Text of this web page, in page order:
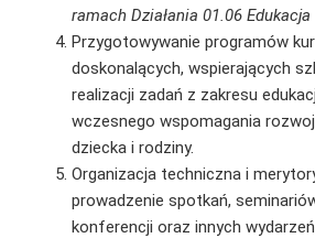
ramach Działania 01.06 Edukacja
Przygotowywanie programów
doskonalących, wspierających
realizacji zadań z zakresu
wczesnego wspomagania
dziecka i rodziny.
Organizacja techniczna i
prowadzenie spotkań,
konferencji oraz innych